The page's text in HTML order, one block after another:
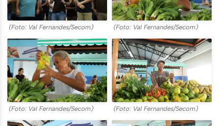
(Foto: Val Fernandes/Secom) (Foto: Val Fernandes/Secom)
(Foto: Val Fernandes/Secom) (Foto: Val Fernandes/Secom)